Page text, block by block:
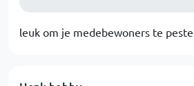
leuk om je medebewoners te